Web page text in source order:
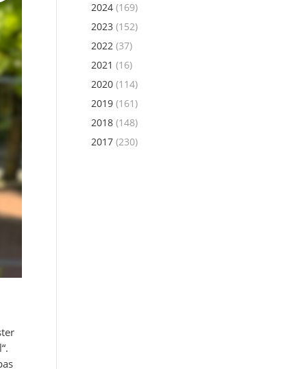
2024(169)
2023(152)
2022(37)
2021 (16)
2020(114)
2019(161)
2018(148)
2017(230)